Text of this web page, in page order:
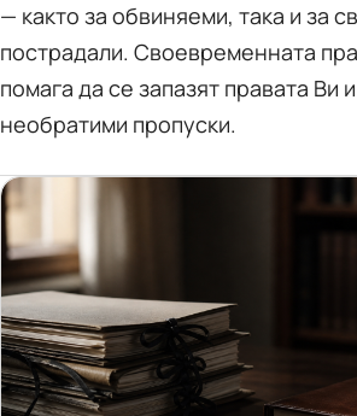
— както за обвиняеми, така и за
пострадали. Своевременната
помага да се запазят правата Ви
необратими пропуски.